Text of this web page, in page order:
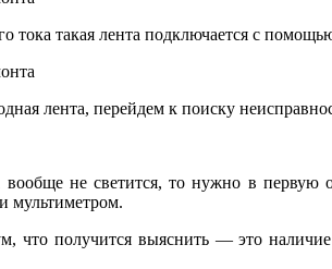
тока такая лента подключается с
лента, перейдем к поиску
не светится, то нужно в первую
мультиметром.
что получится выяснить — это